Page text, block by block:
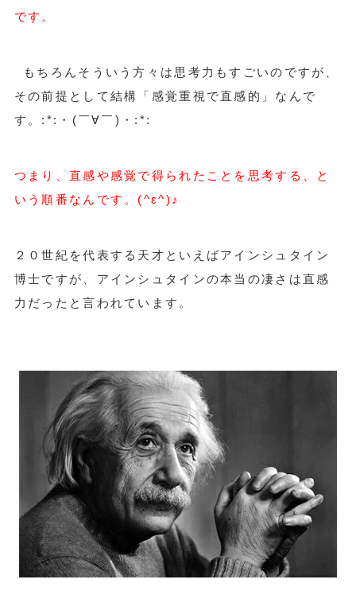
です。
もちろんそういう方々は思考力もすごいのですが、
その前提として結構「感覚重視で直感的」なんで
す。:*:・(￣∀￣)・:*:
つまり、直感や感覚で得られたことを思考する、と
いう順番なんです。(^ε^)♪
２０世紀を代表する天才といえばアインシュタイン
博士ですが、アインシュタインの本当の凄さは直感
力だったと言われています。